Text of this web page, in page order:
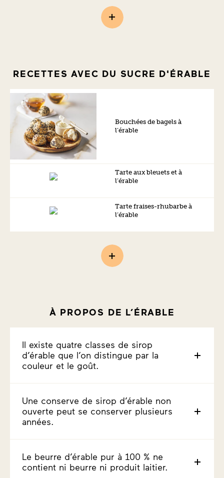
RECETTES AVEC DU SUCRE D'ÉRABLE
Bouchées de bagels à
l’érable
Tarte aux bleuets et à
l’érable
Tarte fraises-rhubarbe à
l’érable
À PROPOS DE L’ÉRABLE
Il existe quatre classes de sirop
d’érable que l’on distingue par la
couleur et le goût.
Une conserve de sirop d’érable non
ouverte peut se conserver plusieurs
années.
Le beurre d’érable pur à 100 % ne
contient ni beurre ni produit laitier.